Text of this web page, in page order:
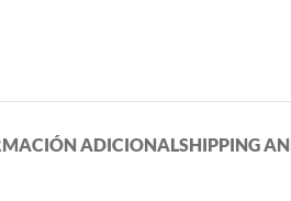
ADICIONALSHIPPING